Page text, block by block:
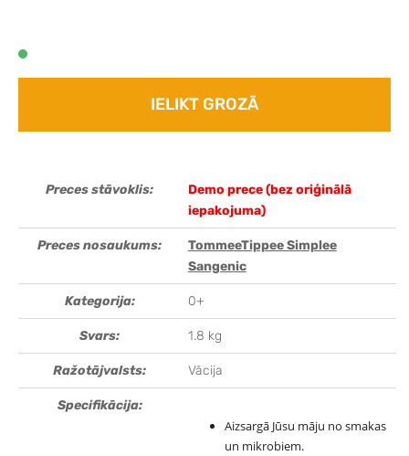
IELIKT GROZĀ
Preces stāvoklis:
Demo prece (bez oriģinālā
iepakojuma)
Preces nosaukums:
TommeeTippee Simplee
Sangenic
Kategorija: 0+
Svars: 1.8 kg
Ražotājvalsts: Vācija
Specifikācija:
Aizsargā Jūsu māju no smakas
un mikrobiem.